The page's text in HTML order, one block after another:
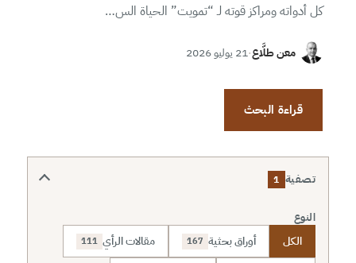
كل أدواته ومراكز قوته لـ “تمويت” الحياة الس…
معن طلَّاع·21 يوليو 2026
قراءة البحث
تصفية 1
النوع
الكل أوراق بحثية 167 مقالات الرأي 111